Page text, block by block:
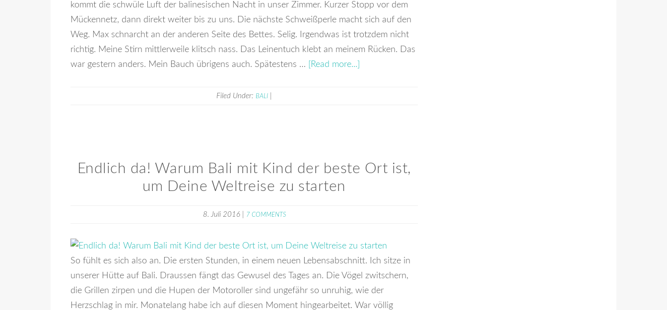
kommt die schwüle Luft der balinesischen Nacht in unser Zimmer. Kurzer Stopp vor dem
Mückennetz, dann direkt weiter bis zu uns. Die nächste Schweißperle macht sich auf den
Weg. Max schnarcht an der anderen Seite des Bettes. Selig. Irgendwas ist trotzdem nicht
richtig. Meine Stirn mittlerweile klitsch nass. Das Leinentuch klebt an meinem Rücken. Das
war gestern anders. Mein Bauch übrigens auch. Spätestens …
[Read more...]
Filed Under: BALI
Endlich da! Warum Bali mit Kind der beste Ort ist,
um Deine Weltreise zu starten
8. Juli 2016| 7 COMMENTS
So fühlt es sich also an. Die ersten Stunden, in einem neuen Lebensabschnitt. Ich sitze in
unserer Hütte auf Bali. Draussen fängt das Gewusel des Tages an. Die Vögel zwitschern,
die Grillen zirpen und die Hupen der Motoroller sind ungefähr so unruhig, wie der
Herzschlag in mir. Monatelang habe ich auf diesen Moment hingearbeitet. War völlig